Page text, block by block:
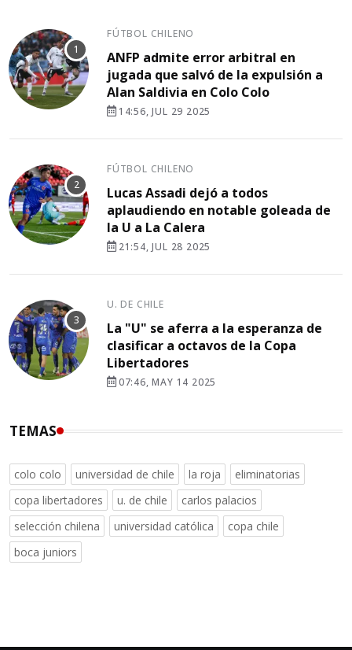
FÚTBOL CHILENO
ANFP admite error arbitral en
jugada que salvó de la expulsión a
Alan Saldivia en Colo Colo
14:56, JUL 29 2025
FÚTBOL CHILENO
Lucas Assadi dejó a todos
aplaudiendo en notable goleada de
la U a La Calera
21:54, JUL 28 2025
U. DE CHILE
La "U" se aferra a la esperanza de
clasificar a octavos de la Copa
Libertadores
07:46, MAY 14 2025
TEMAS
colo colo universidad de chile la roja
eliminatorias
copa libertadores
u. de chile
carlos palacios
selección chilena
universidad católica
copa chile
boca juniors